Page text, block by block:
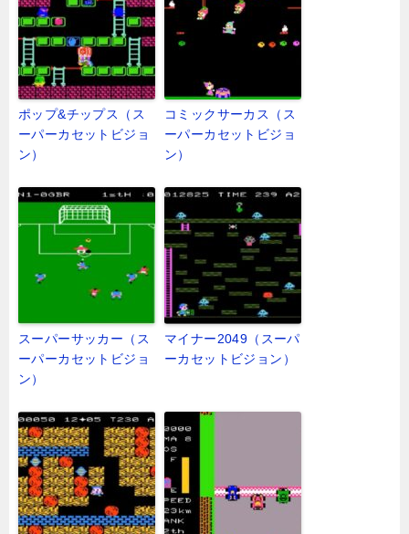
ポップ&チップス（ス
ーパーカセットビジョ
ン）
コミックサーカス（ス
ーパーカセットビジョ
ン）
スーパーサッカー（ス
ーパーカセットビジョ
ン）
マイナー2049（スーパ
ーカセットビジョン）